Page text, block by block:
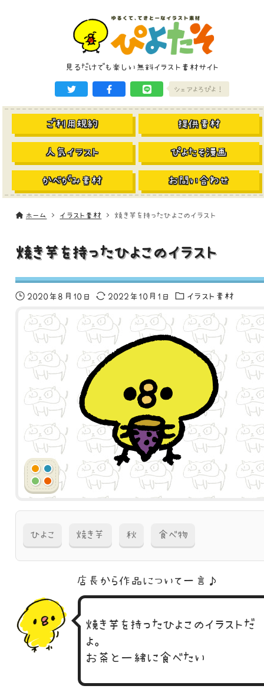
見るだけでも楽しい無料イラスト素材サイト
シェアよろぴよ！
ご利用規約 提供素材
人気イラスト ぴよたそ漫画
かべがみ素材 お問い合わせ
ホーム イラスト素材 焼き芋を持ったひよこのイラスト
焼き芋を持ったひよこのイラスト
2020年8月10日 2022年10月1日 イラスト素材
ひよこ 焼き芋 秋 食べ物
店長から作品に ついて一言♪
焼き芋を持ったひよこのイラストだ
よ。
お茶と一緒に食べたい